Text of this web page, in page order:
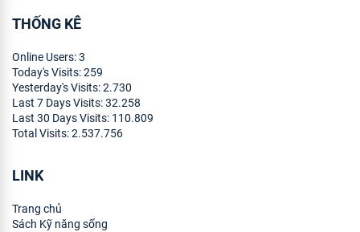
THỐNG KÊ
Online Users:3
Today's Visits:259
Yesterday's Visits:2.730
Last 7 Days Visits:32.258
Last 30 Days Visits: 110.809
Total Visits:2.537.756
LINK
Trang chủ
Sách Kỹ năng sống